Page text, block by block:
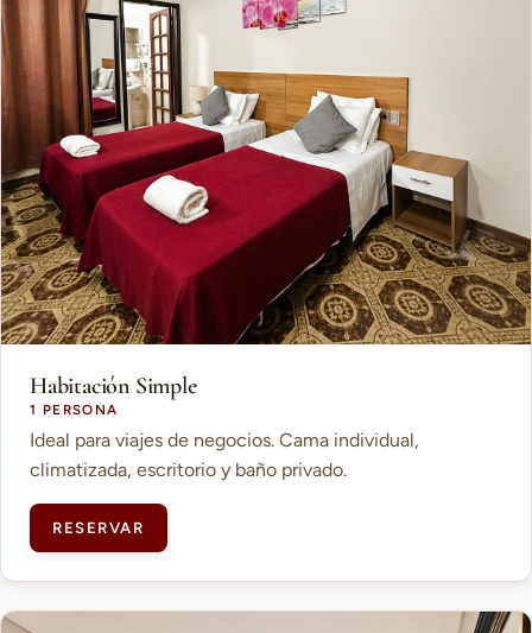
Habitación Simple
1 PERSONA
Ideal para viajes de negocios. Cama individual,
climatizada, escritorio y baño privado.
RESERVAR